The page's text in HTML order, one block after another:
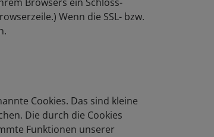
Wenn die SSL- bzw.
Cookies. Das sind kleine
Die durch die Cookies
Funktionen unserer